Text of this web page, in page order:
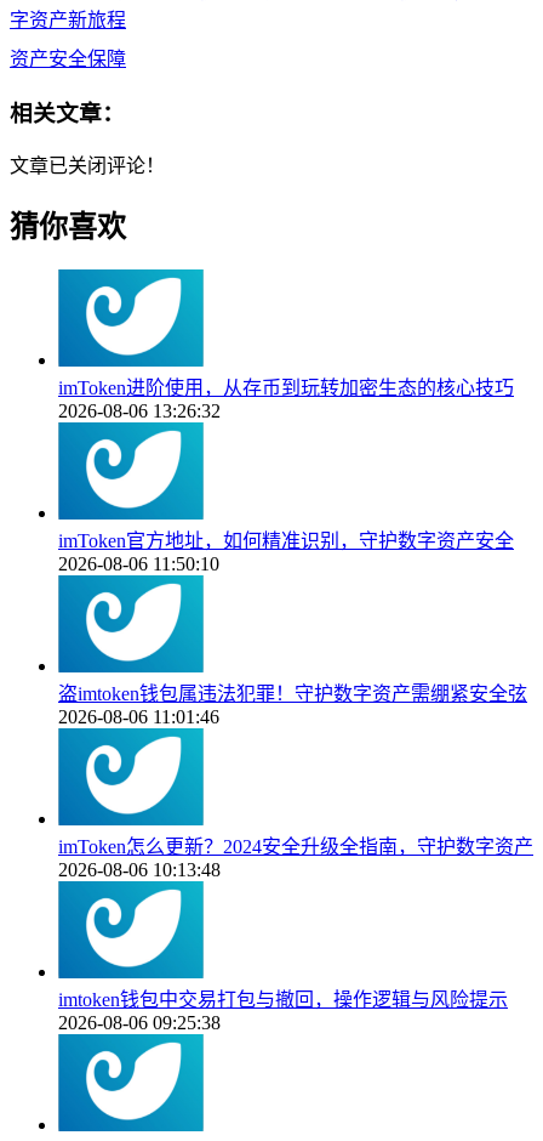
字资产新旅程
资产安全保障
相关文章：
文章已关闭评论！
猜你喜欢
imToken进阶使用，从存币到玩转加密生态的核心技巧
2026-08-06 13:26:32
imToken官方地址，如何精准识别，守护数字资产安全
2026-08-06 11:50:10
盗imtoken钱包属违法犯罪！守护数字资产需绷紧安全弦
2026-08-06 11:01:46
imToken怎么更新？2024安全升级全指南，守护数字资产
2026-08-06 10:13:48
imtoken钱包中交易打包与撤回，操作逻辑与风险提示
2026-08-06 09:25:38